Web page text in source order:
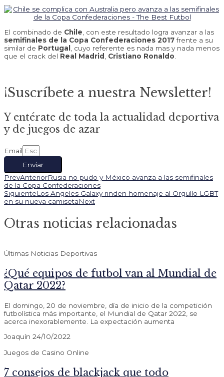
El combinado de Chile , con este resultado logra avanzar a las
semifinales de la Copa Confederaciones 2017frente a su
similar de Portugal
, cuyo referente es nada mas y nada menos
que el crack del Real Madrid Cristiano Ronaldo
¡Suscríbete a nuestra Newsletter!
Y entérate de toda la actualidad deportiva
y de juegos de azar
Email
Enviar
PrevAnteriorRusia no pudo y México avanza a las semifinales
de la Copa Confederaciones
SiguienteLos Angeles Galaxy rinden homenaje al Orgullo LGBT
en su nueva camisetaNext
Otras noticias relacionadas
Últimas Noticias Deportivas
¿Qué equipos de futbol van al Mundial de
Qatar 2022?
El domingo, 20 de noviembre, día de inicio de la competición
futbolística más importante, el Mundial de Qatar 2022, se
acerca inexorablemente. La expectación aumenta
Joaquín 24/10/2022
Juegos de Casino Online
7 consejos de blackjack que todo